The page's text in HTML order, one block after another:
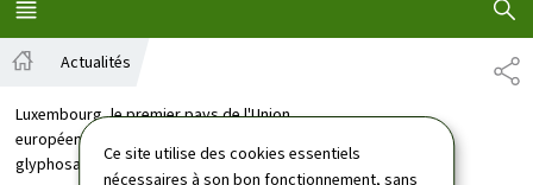
Ce site utilise des cookies essentiels
nécessaires à son bon fonctionnement, sans
MENU
PRINCIPAL
Actualités
Luxembourg, le premier pays de l'Union
européenne à interdire l'utilisation du
glyphosate